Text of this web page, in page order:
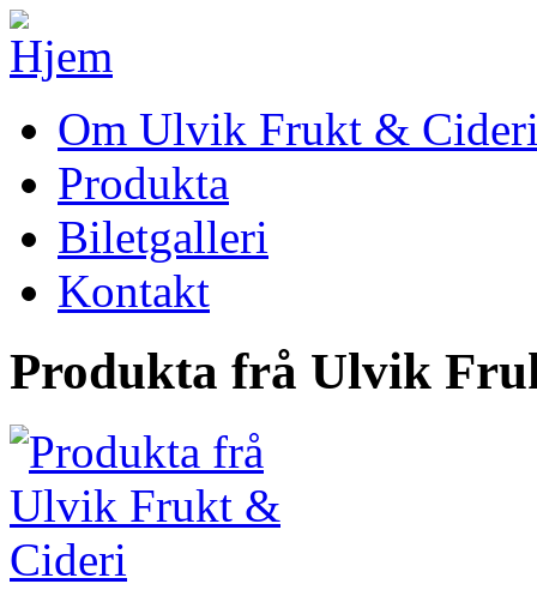
Om Ulvik Frukt &
Produkta
Biletgalleri
Kontakt
Produkta frå Ulvik